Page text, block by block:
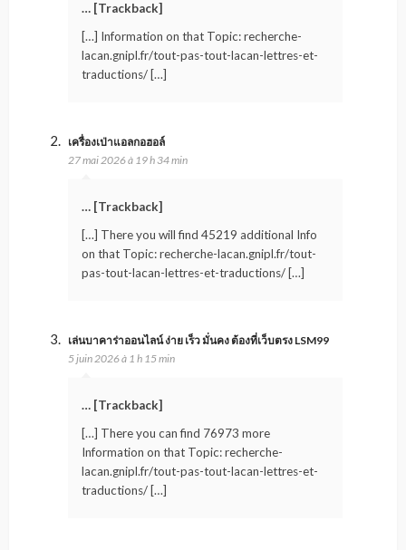
… [Trackback]
[…] Information on that Topic: recherche-
lacan.gnipl.fr/tout-pas-tout-lacan-lettres-et-
traductions/ […]
เครื่องเป่าแอลกอฮอล์
27 mai 2026 à 19 h 34 min
… [Trackback]
[…] There you will find 45219 additional Info
on that Topic: recherche-lacan.gnipl.fr/tout-
pas-tout-lacan-lettres-et-traductions/ […]
เล่นบาคาร่าออนไลน์ ง่าย เร็ว มั่นคง ต้องที่เว็บตรง LSM99
5 juin 2026 à 1 h 15 min
… [Trackback]
[…] There you can find 76973 more
Information on that Topic: recherche-
lacan.gnipl.fr/tout-pas-tout-lacan-lettres-et-
traductions/ […]